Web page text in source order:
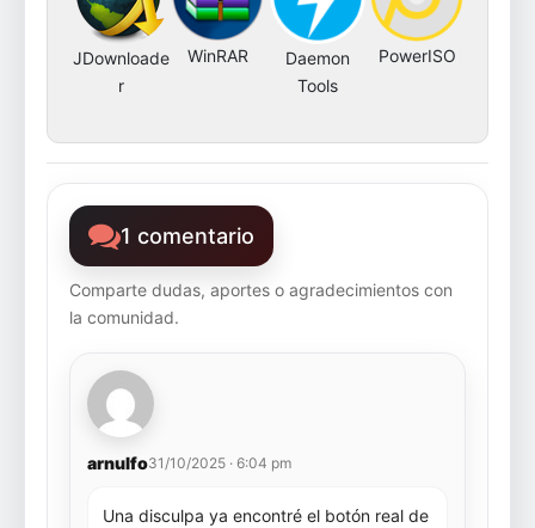
JDownloade
r
WinRAR
Daemon
Tools
PowerISO
1 comentario
Comparte dudas, aportes o agradecimientos con
la comunidad.
arnulfo31/10/2025 · 6:04 pm
Una disculpa ya encontré el botón real de